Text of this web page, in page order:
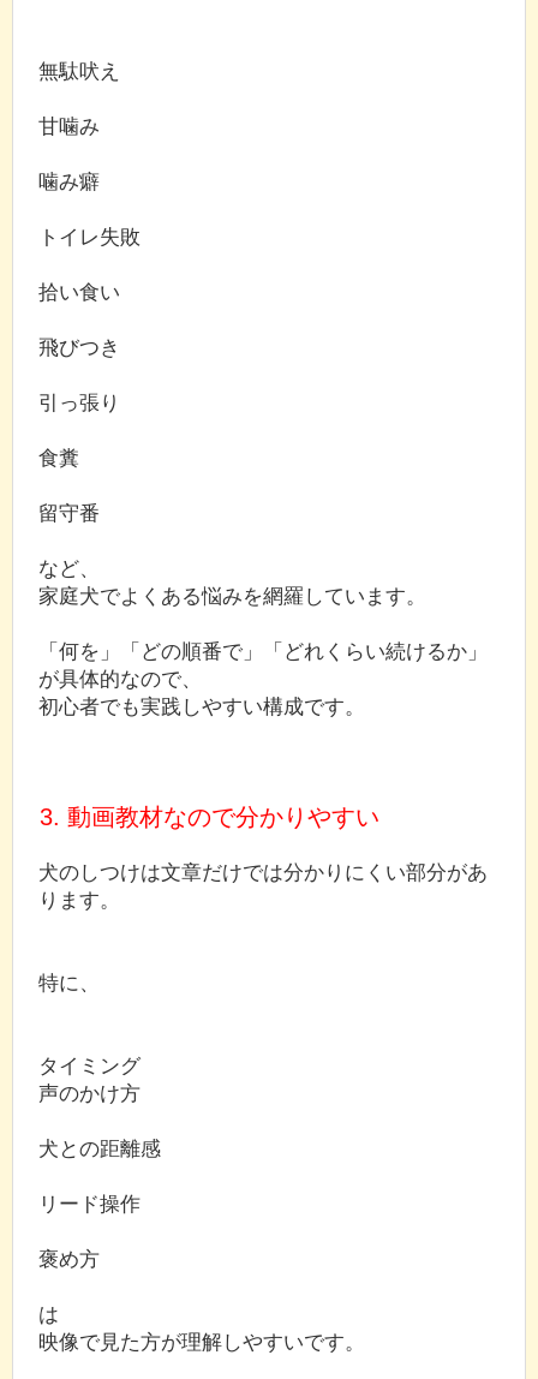
無駄吠え
甘噛み
噛み癖
トイレ失敗
拾い食い
飛びつき
引っ張り
食糞
留守番
など、
家庭犬でよくある悩みを網羅しています。
「何を」「どの順番で」「どれくらい続けるか」
が具体的なので、
初心者でも実践しやすい構成です。
3. 動画教材なので分かりやすい
犬のしつけは文章だけでは分かりにくい部分があ
ります。
特に、
タイミング
声のかけ方
犬との距離感
リード操作
褒め方
は
映像で見た方が理解しやすいです。